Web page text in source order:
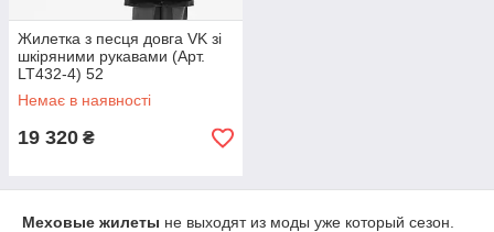
Жилетка з песця довга VK зі
шкіряними рукавами (Арт.
LT432-4) 52
Немає в наявності
19 320 ₴
Меховые жилеты не выходят из моды уже который сезон.